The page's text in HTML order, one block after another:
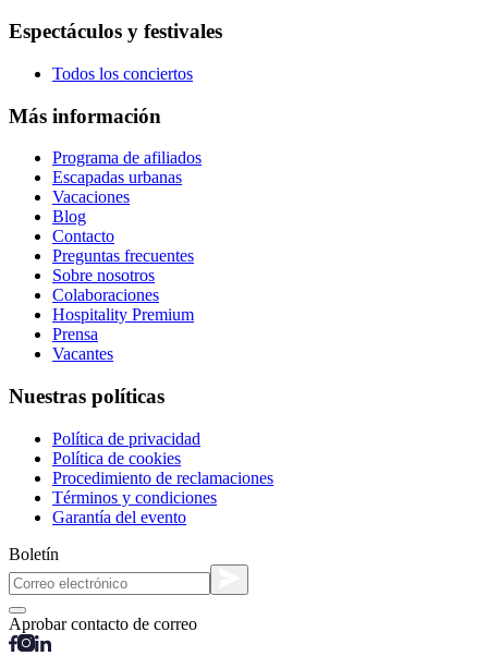
Espectáculos y festivales
Todos los conciertos
Más información
Programa de afiliados
Escapadas urbanas
Vacaciones
Blog
Contacto
Preguntas frecuentes
Sobre nosotros
Colaboraciones
Hospitality Premium
Prensa
Vacantes
Nuestras políticas
Política de privacidad
Política de cookies
Procedimiento de reclamaciones
Términos y condiciones
Garantía del evento
Boletín
Aprobar contacto de correo